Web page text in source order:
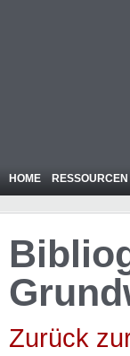
HOME RESSOURCEN
Zurück